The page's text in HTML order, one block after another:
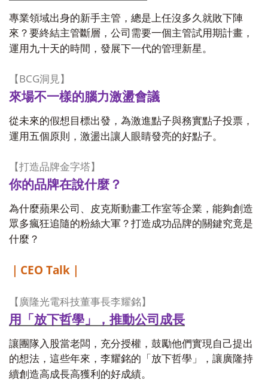
專業領域出身的新手主管，總是上任沒多久就敗下陣
來？要終結主管斷層，公司需要一個主管試用期計畫，
運用九十天的時間，發展下一代的管理新星。
【 BCG洞見】
來場不一樣的腦力激盪會議
從未來的假想目標出發，為激進點子與務實點子投票，
運用五個原則，激盪出讓人眼睛發亮的好點子。
【打造品牌金字塔】
你的品牌在說什麼？
為什麼蘋果公司、皮克斯動畫工作室等企業，能夠創造
眾多瘋狂追隨的粉絲大軍？打造成功品牌的關鍵究竟是
什麼？
CEO Talk
【廣隆光電科技董事長李耀銘】
用「放下哲學」，推動公司成長
讓團隊入股當老闆，充分授權，鼓勵他們實現自己提出
的想法，這些年來，李耀銘的「放下哲學」，讓廣隆持
續創造高成長高獲利的好成績。